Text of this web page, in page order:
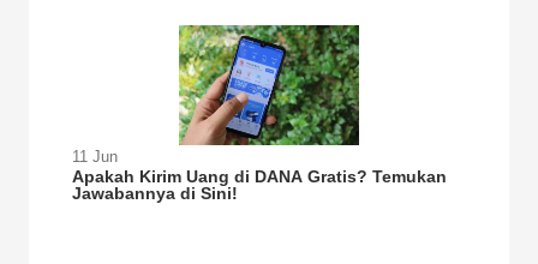
11 Jun
Apakah Kirim Uang di DANA Gratis? Temukan
Jawabannya di Sini!